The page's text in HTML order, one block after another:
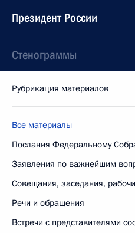
Президент России
Стенограммы
Рубрикация материалов
Все материалы
Послания Федеральному
Заявления по важнейшим
Совещания, заседания,
Речи и обращения
Встречи с представителями